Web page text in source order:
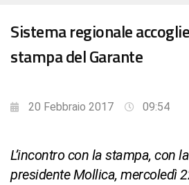
Sistema regionale
stampa del Garante
20 Febbraio 2017 09:54
L’incontro con la stampa, con
presidente Mollica, mercoledì